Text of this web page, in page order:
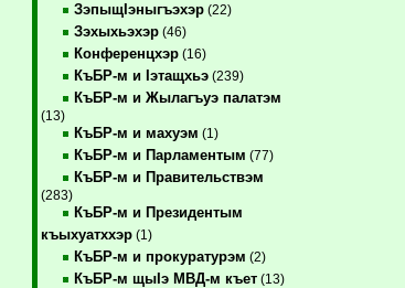
ЗэпыщIэныгъэхэр(22)
Зэхыхьэхэр(46)
Конференцхэр(16)
КъБР-м и Iэтащхьэ(239)
КъБР-м и Жылагъуэ палатэм
(13)
КъБР-м и махуэм (1)
КъБР-м и Парламентым (77)
КъБР-м и Правительствэм
(283)
КъБР-м и Президентым
къыхуатххэр(1)
КъБР-м и прокуратурэм (2)
КъБР-м щыIэ МВД-м къет(13)